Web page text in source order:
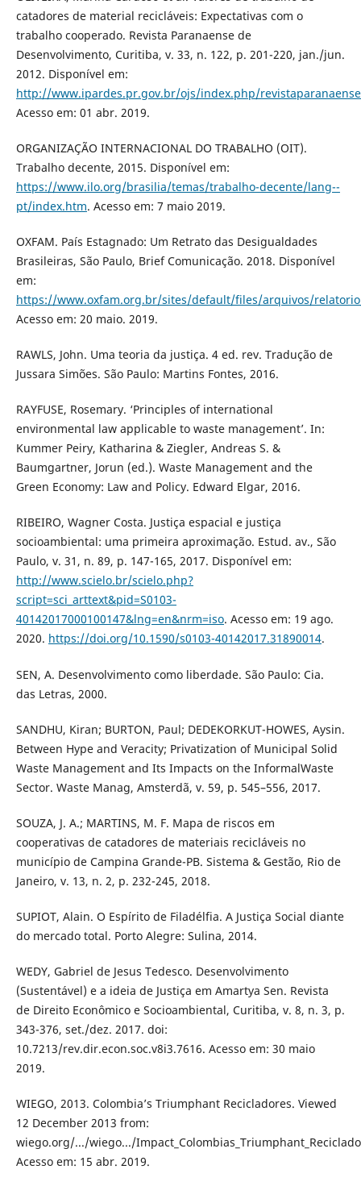
catadores de material recicláveis: Expectativas com o
trabalho cooperado. Revista Paranaense de
Desenvolvimento, Curitiba, v. 33, n. 122, p. 201-220, jan./jun.
2012. Disponível em:
http://www.ipardes.pr.gov.br/ojs/index.php/
Acesso em: 01 abr. 2019.
ORGANIZAÇÃO INTERNACIONAL DO TRABALHO (OIT).
Trabalho decente, 2015. Disponível em:
https://www.ilo.org/brasilia/temas/trabalho-decente/lang--
pt/index.htm. Acesso em: 7 maio 2019.
OXFAM. País Estagnado: Um Retrato das Desigualdades
Brasileiras, São Paulo, Brief Comunicação. 2018. Disponível
em:
https://www.oxfam.org.br/sites/default/files/arquivos/
Acesso em: 20 maio. 2019.
RAWLS, John. Uma teoria da justiça. 4 ed. rev. Tradução de
Jussara Simões. São Paulo: Martins Fontes, 2016.
RAYFUSE, Rosemary. ‘Principles of international
environmental law applicable to waste management’. In:
Kummer Peiry, Katharina & Ziegler, Andreas S. &
Baumgartner, Jorun (ed.). Waste Management and the
Green Economy: Law and Policy. Edward Elgar, 2016.
RIBEIRO, Wagner Costa. Justiça espacial e justiça
socioambiental: uma primeira aproximação. Estud. av., São
Paulo, v. 31, n. 89, p. 147-165, 2017. Disponível em:
http://www.scielo.br/scielo.php?
script=sci_arttext&pid=S0103-
40142017000100147&lng=en&nrm=iso. Acesso em: 19 ago.
2020. https://doi.org/10.1590/s0103-40142017.31890014.
SEN, A. Desenvolvimento como liberdade. São Paulo: Cia.
das Letras, 2000.
SANDHU, Kiran; BURTON, Paul; DEDEKORKUT-HOWES, Aysin.
Between Hype and Veracity; Privatization of Municipal Solid
Waste Management and Its Impacts on the InformalWaste
Sector. Waste Manag, Amsterdã, v. 59, p. 545–556, 2017.
SOUZA, J. A.; MARTINS, M. F. Mapa de riscos em
cooperativas de catadores de materiais recicláveis no
município de Campina Grande-PB. Sistema & Gestão, Rio de
Janeiro, v. 13, n. 2, p. 232-245, 2018.
SUPIOT, Alain. O Espírito de Filadélfia. A Justiça Social diante
do mercado total. Porto Alegre: Sulina, 2014.
WEDY, Gabriel de Jesus Tedesco. Desenvolvimento
(Sustentável) e a ideia de Justiça em Amartya Sen. Revista
de Direito Econômico e Socioambiental, Curitiba, v. 8, n. 3, p.
343-376, set./dez. 2017. doi:
10.7213/rev.dir.econ.soc.v8i3.7616. Acesso em: 30 maio
2019.
WIEGO, 2013. Colombia’s Triumphant Recicladores. Viewed
12 December 2013 from:
wiego.org/.../wiego.../
Acesso em: 15 abr. 2019.